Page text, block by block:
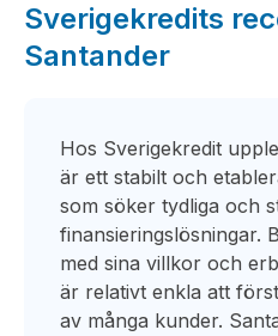
Sverigekredits
Santander
Hos Sverigekredit
är ett stabilt och
som söker tydliga och
finansieringslösningar.
med sina villkor och
är relativt enkla att
av många kunder.